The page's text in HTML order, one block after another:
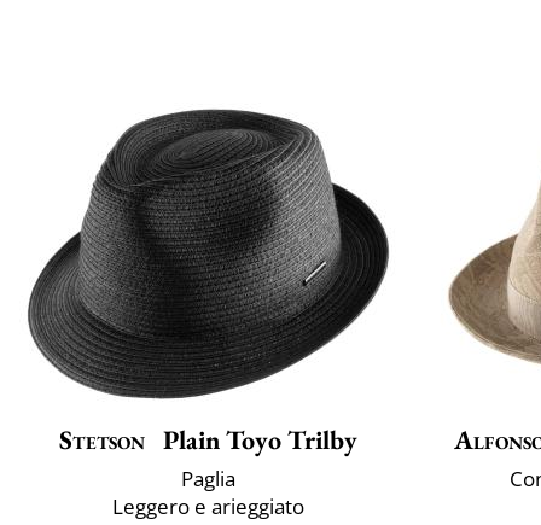
Stetson Plain Toyo Trilby
Paglia
Leggero e arieggiato